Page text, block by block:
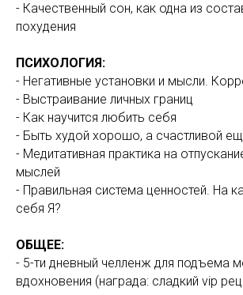
- Качественный сон, как одна из
похудения
ПСИХОЛОГИЯ:
- Негативные установки и мысли.
- Выстраивание личных границ
- Как научится любить себя
- Быть худой хорошо, а счастливой
- Медитативная практика на
мыслей
- Правильная система ценностей. На
себя Я?
ОБЩЕЕ:
- 5-ти дневный челленж для подъема
вдохновения (награда: сладкий vip